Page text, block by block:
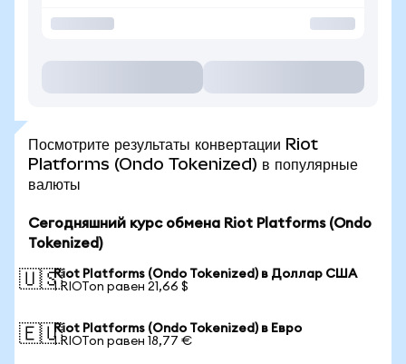
Посмотрите результаты конвертации Riot
Platforms (Ondo Tokenized) в популярные
валюты
Сегодняшний курс обмена Riot Platforms (Ondo
Tokenized)
🇺🇸Riot Platforms (Ondo Tokenized) в Доллар США
1 RIOTon равен 21,66 $
🇪🇺Riot Platforms (Ondo Tokenized) в Евро
1 RIOTon равен 18,77 €